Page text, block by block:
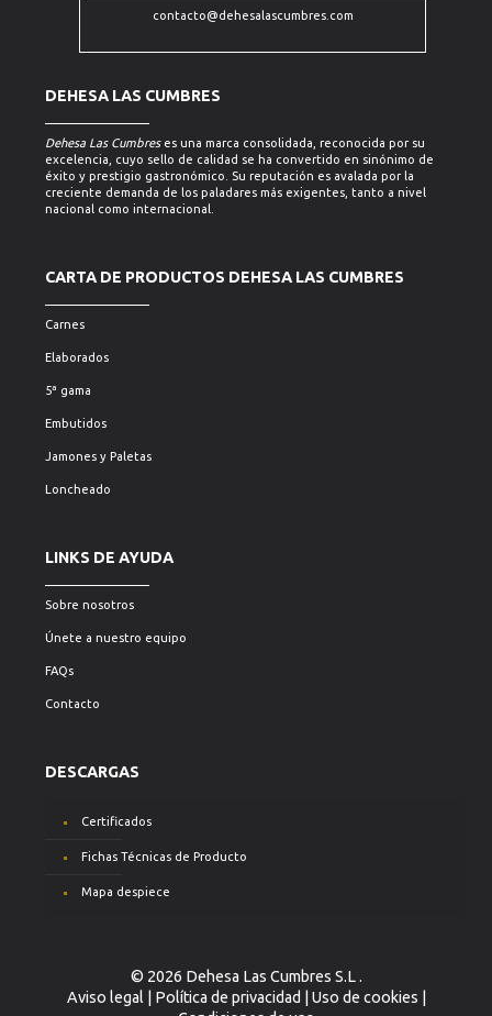
contacto@dehesalascumbres.com
DEHESA LAS CUMBRES
Dehesa Las Cumbreses una marca consolidada, reconocida por su
excelencia, cuyo sello de calidad se ha convertido en sinónimo de
éxito y prestigio gastronómico. Su reputación es avalada por la
creciente demanda de los paladares más exigentes, tanto a nivel
nacional como internacional.
CARTA DE PRODUCTOS DEHESA LAS CUMBRES
Carnes
Elaborados
5ª gama
Embutidos
Jamones y Paletas
Loncheado
LINKS DE AYUDA
Sobre nosotros
Únete a nuestro equipo
FAQs
Contacto
DESCARGAS
Certificados
Fichas Técnicas de Producto
Mapa despiece
© 2026 Dehesa Las Cumbres S.L .
Aviso legal
Política de privacidad Uso de cookies